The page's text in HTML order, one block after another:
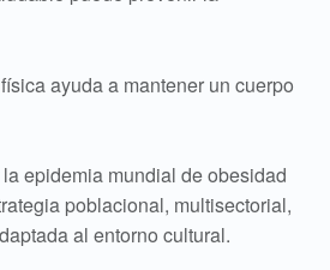
ayuda a mantener un cuerpo
epidemia mundial de obesidad
poblacional, multisectorial,
al entorno cultural.